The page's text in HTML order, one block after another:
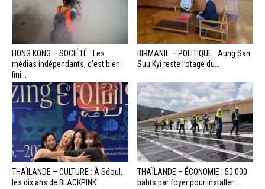
HONG KONG – SOCIÉTÉ : Les
médias indépendants, c’est bien
fini...
BIRMANIE – POLITIQUE : Aung San
Suu Kyi reste l’otage du...
THAÏLANDE – CULTURE : À Séoul,
les dix ans de BLACKPINK...
THAÏLANDE – ÉCONOMIE : 50 000
bahts par foyer pour installer...